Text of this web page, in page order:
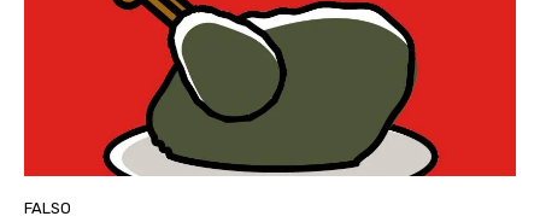
FALSO